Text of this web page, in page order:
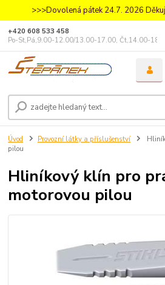
>>>Dovolená pátek 24.7. 2026
+420 608 533 458
Po-St,Pá,9.00-12.00/13.00-17.00, Čt,14.00-18.00
Úvod Provozní látky a příslušenství
pilou
Hliníkový klín pro
motorovou pilou